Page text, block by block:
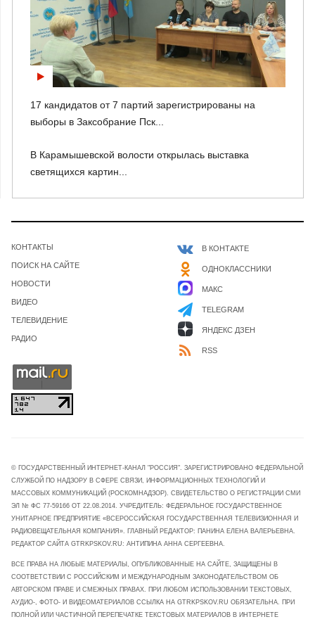
17 кандидатов от 7 партий зарегистрированы на
выборы в Заксобрание Пск...
В Карамышевской волости открылась выставка
светящихся картин...
КОНТАКТЫ
ПОИСК НА САЙТЕ
НОВОСТИ
ВИДЕО
ТЕЛЕВИДЕНИЕ
РАДИО
В КОНТАКТЕ
ОДНОКЛАССНИКИ
МАКС
TELEGRAM
ЯНДЕКС ДЗЕН
RSS
© ГОСУДАРСТВЕННЫЙ ИНТЕРНЕТ-КАНАЛ "РОССИЯ". ЗАРЕГИСТРИРОВАНО ФЕДЕРАЛЬНОЙ
СЛУЖБОЙ ПО НАДЗОРУ В СФЕРЕ СВЯЗИ, ИНФОРМАЦИОННЫХ ТЕХНОЛОГИЙ И
МАССОВЫХ КОММУНИКАЦИЙ (РОСКОМНАДЗОР). СВИДЕТЕЛЬСТВО О РЕГИСТРАЦИИ СМИ
ЭЛ № ФС 77-59166 ОТ 22.08.2014. УЧРЕДИТЕЛЬ: ФЕДЕРАЛЬНОЕ ГОСУДАРСТВЕННОЕ
УНИТАРНОЕ ПРЕДПРИЯТИЕ «ВСЕРОССИЙСКАЯ ГОСУДАРСТВЕННАЯ ТЕЛЕВИЗИОННАЯ И
РАДИОВЕЩАТЕЛЬНАЯ КОМПАНИЯ». ГЛАВНЫЙ РЕДАКТОР: ПАНИНА ЕЛЕНА ВАЛЕРЬЕВНА.
РЕДАКТОР САЙТА GTRKPSKOV.RU: АНТИПИНА АННА СЕРГЕЕВНА.
ВСЕ ПРАВА НА ЛЮБЫЕ МАТЕРИАЛЫ, ОПУБЛИКОВАННЫЕ НА САЙТЕ, ЗАЩИЩЕНЫ В
СООТВЕТСТВИИ С РОССИЙСКИМ И МЕЖДУНАРОДНЫМ ЗАКОНОДАТЕЛЬСТВОМ ОБ
АВТОРСКОМ ПРАВЕ И СМЕЖНЫХ ПРАВАХ. ПРИ ЛЮБОМ ИСПОЛЬЗОВАНИИ ТЕКСТОВЫХ,
АУДИО-, ФОТО- И ВИДЕОМАТЕРИАЛОВ ССЫЛКА НА GTRKPSKOV.RU ОБЯЗАТЕЛЬНА. ПРИ
ПОЛНОЙ ИЛИ ЧАСТИЧНОЙ ПЕРЕПЕЧАТКЕ ТЕКСТОВЫХ МАТЕРИАЛОВ В ИНТЕРНЕТЕ